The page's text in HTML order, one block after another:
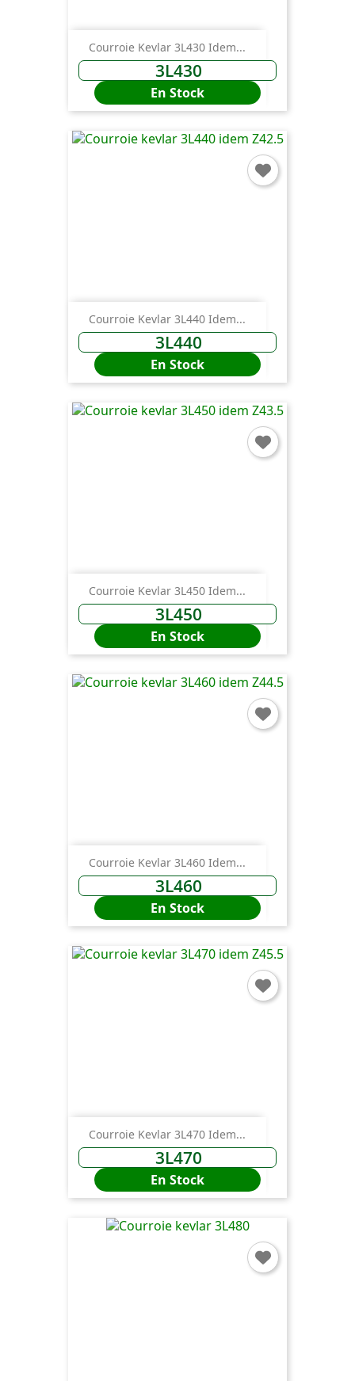
Courroie Kevlar 3L430 Idem...
3L430
En Stock
Courroie Kevlar 3L440 Idem...
3L440
En Stock
Courroie Kevlar 3L450 Idem...
3L450
En Stock
Courroie Kevlar 3L460 Idem...
3L460
En Stock
Courroie Kevlar 3L470 Idem...
3L470
En Stock